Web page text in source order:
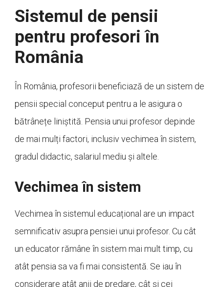
Sistemul de pensii
pentru profesori în
România
În România, profesorii beneficiază de un sistem de
pensii special conceput pentru a le asigura o
bătrânețe liniștită. Pensia unui profesor depinde
de mai mulți factori, inclusiv vechimea în sistem,
gradul didactic, salariul mediu și altele.
Vechimea în sistem
Vechimea în sistemul educațional are un impact
semnificativ asupra pensiei unui profesor. Cu cât
un educator rămâne în sistem mai mult timp, cu
atât pensia sa va fi mai consistentă. Se iau în
considerare atât anii de predare, cât și cei